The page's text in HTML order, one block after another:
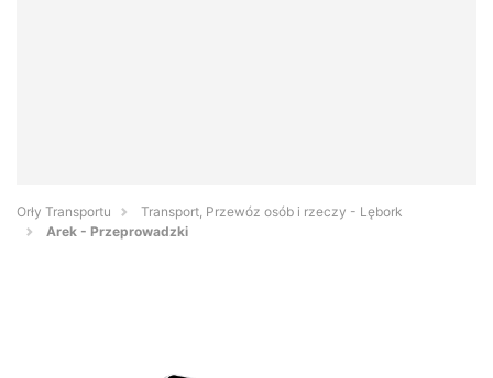
Orły Transportu
Transport, Przewóz osób i rzeczy - Lębork
Arek - Przeprowadzki